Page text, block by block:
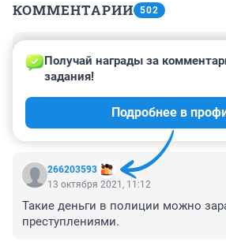
КОММЕНТАРИИ 502
12 марта 2022, 15:29
хорошо адвокат наработал---
смог бы наработать врач .Опять
не все что заработано там было
266203593
Получай награды за
задания!
Подробнее в
13 октября 2021, 11:12
Такие деньги в полиции можно
преступлениями.